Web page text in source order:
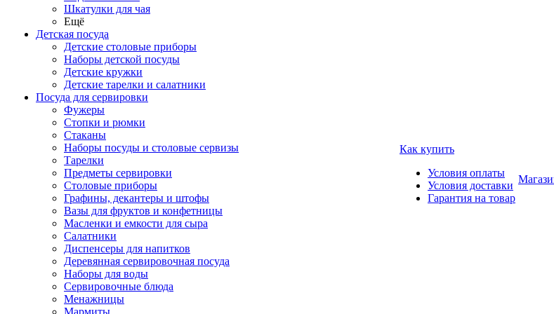
Шкатулки для чая
Ещё
Детская посуда
Детские столовые приборы
Наборы детской посуды
Детские кружки
Детские тарелки и салатники
Посуда для сервировки
Фужеры
Стопки и рюмки
Стаканы
Наборы посуды и столовые сервизы
Тарелки
Предметы сервировки
Столовые приборы
Графины, декантеры и штофы
Вазы для фруктов и конфетницы
Масленки и емкости для сыра
Салатники
Диспенсеры для напитков
Деревянная сервировочная посуда
Наборы для воды
Сервировочные блюда
Менажницы
Мармиты
Как купить
Условия оплаты
Условия доставки
Гарантия на товар